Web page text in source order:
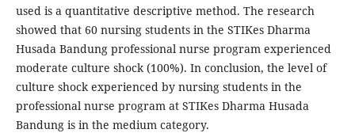
used is a quantitative descriptive method. The research
showed that 60 nursing students in the STIKes Dharma
Husada Bandung professional nurse program experienced
moderate culture shock (100%). In conclusion, the level of
culture shock experienced by nursing students in the
professional nurse program at STIKes Dharma Husada
Bandung is in the medium category.